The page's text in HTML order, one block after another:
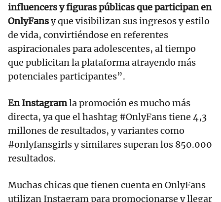
influencers y figuras públicas que participan en
OnlyFansy que visibilizan sus ingresos y estilo
de vida, convirtiéndose en referentes
aspiracionales para adolescentes, al tiempo
que publicitan la plataforma atrayendo más
potenciales participantes”.
En Instagramla promoción es mucho más
directa, ya que el hashtag #OnlyFans tiene 4,3
millones de resultados, y variantes como
#onlyfansgirls y similares superan los 850.000
resultados.
Muchas chicas que tienen cuenta en OnlyFans
utilizan Instagram para promocionarse y llegar